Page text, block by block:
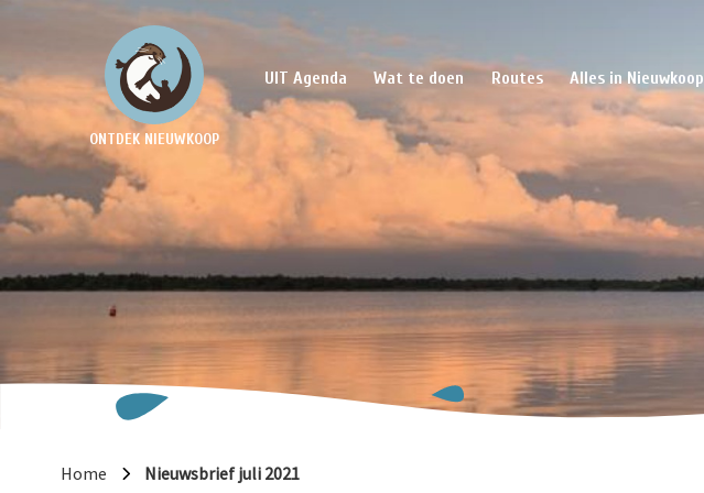
ONTDEK NIEUWKOOP
UIT Agenda Wat te doen Routes Alles in Nieuwkoop
Home Nieuwsbrief juli 2021